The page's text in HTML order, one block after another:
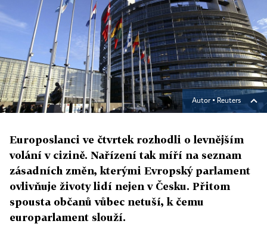
Autor ▪ Reuters
Europoslanci ve čtvrtek rozhodli o levnějším
volání v cizině. Nařízení tak míří na seznam
zásadních změn, kterými Evropský parlament
ovlivňuje životy lidí nejen v Česku. Přitom
spousta občanů vůbec netuší, k čemu
europarlament slouží.